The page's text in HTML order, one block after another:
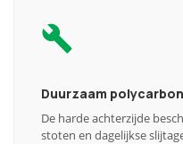
Duurzaam
De harde achterzijde
stoten en dagelijkse